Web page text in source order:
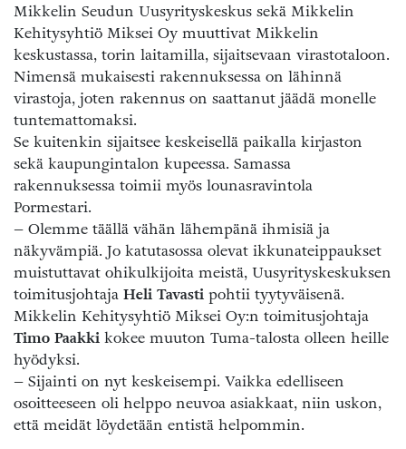
Mikkelin Seudun Uusyrityskeskus sekä Mikkelin
Kehitysyhtiö Miksei Oy muuttivat Mikkelin
keskustassa, torin laitamilla, sijaitsevaan virastotaloon.
Nimensä mukaisesti rakennuksessa on lähinnä
virastoja, joten rakennus on saattanut jäädä monelle
tuntemattomaksi.
Se kuitenkin sijaitsee keskeisellä paikalla kirjaston
sekä kaupungintalon kupeessa. Samassa
rakennuksessa toimii myös lounasravintola
Pormestari.
– Olemme täällä vähän lähempänä ihmisiä ja
näkyvämpiä. Jo katutasossa olevat ikkunateippaukset
muistuttavat ohikulkijoita meistä, Uusyrityskeskuksen
toimitusjohtaja Heli Tavasti pohtii tyytyväisenä.
Mikkelin Kehitysyhtiö Miksei Oy:n toimitusjohtaja
Timo Paakki kokee muuton Tuma-talosta olleen heille
hyödyksi.
– Sijainti on nyt keskeisempi. Vaikka edelliseen
osoitteeseen oli helppo neuvoa asiakkaat, niin uskon,
että meidät löydetään entistä helpommin.